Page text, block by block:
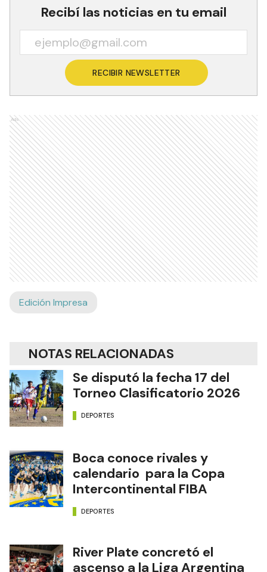
Recibí las noticias en tu email
RECIBIR NEWSLETTER
Ads
Edición Impresa
NOTAS RELACIONADAS
Se disputó la fecha 17 del
Torneo Clasificatorio 2026
DEPORTES
Boca conoce rivales y
calendario para la Copa
Intercontinental FIBA
DEPORTES
River Plate concretó el
ascenso a la Liga Argentina